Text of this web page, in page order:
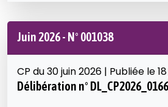
Juin 2026 - N° 001038
CP du 30 juin 2026 | Publiée le
Délibération n° DL_CP2026_0166